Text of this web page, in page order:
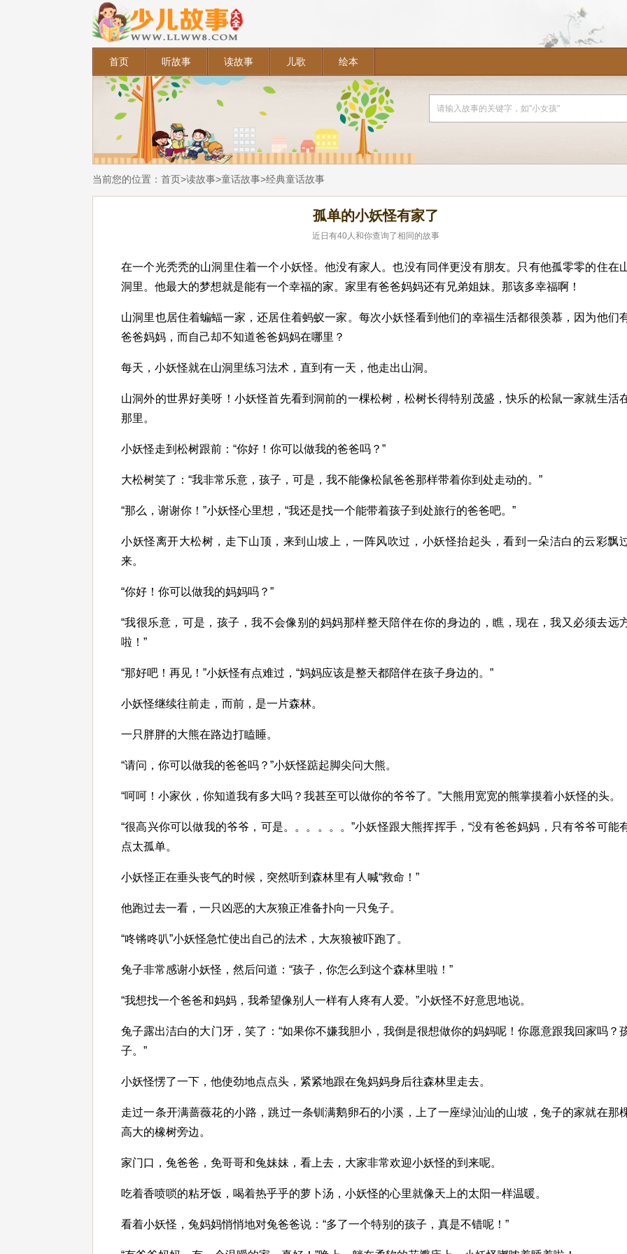
首页 听故事 读故事 儿歌 绘本
当前您的位置： 首页>读故事>童话故事>经典童话故事
孤单的小妖怪有家了
近日有40人和你查询了相同的故事
在一个光秃秃的山洞里住着一个小妖怪。他没有家人。也没有同伴更没有朋友。只有他孤零零的住在
洞里。他最大的梦想就是能有一个幸福的家。家里有爸爸妈妈还有兄弟姐妹。那该多幸福啊！
山洞里也居住着蝙蝠一家，还居住着蚂蚁一家。每次小妖怪看到他们的幸福生活都很羡慕，因为他们
爸爸妈妈，而自己却不知道爸爸妈妈在哪里？
每天，小妖怪就在山洞里练习法术，直到有一天，他走出山洞。
山洞外的世界好美呀！小妖怪首先看到洞前的一棵松树，松树长得特别茂盛，快乐的松鼠一家就生活
那里。
小妖怪走到松树跟前：“你好！你可以做我的爸爸吗？”
大松树笑了：“我非常乐意，孩子，可是，我不能像松鼠爸爸那样带着你到处走动的。”
“那么，谢谢你！”小妖怪心里想，“我还是找一个能带着孩子到处旅行的爸爸吧。”
小妖怪离开大松树，走下山顶，来到山坡上，一阵风吹过，小妖怪抬起头，看到一朵洁白的云彩飘
来。
“你好！你可以做我的妈妈吗？”
“我很乐意，可是，孩子，我不会像别的妈妈那样整天陪伴在你的身边的，瞧，现在，我又必须去远
啦！”
“那好吧！再见！”小妖怪有点难过，“妈妈应该是整天都陪伴在孩子身边的。”
小妖怪继续往前走，而前，是一片森林。
一只胖胖的大熊在路边打瞌睡。
“请问，你可以做我的爸爸吗？”小妖怪踮起脚尖问大熊。
“呵呵！小家伙，你知道我有多大吗？我甚至可以做你的爷爷了。”大熊用宽宽的熊掌摸着小妖怪的头。
“很高兴你可以做我的爷爷，可是。。。。。。”小妖怪跟大熊挥挥手，“没有爸爸妈妈，只有爷爷可能
点太孤单。
小妖怪正在垂头丧气的时候，突然听到森林里有人喊“救命！”
他跑过去一看，一只凶恶的大灰狼正准备扑向一只兔子。
“咚锵咚叭”小妖怪急忙使出自己的法术，大灰狼被吓跑了。
兔子非常感谢小妖怪，然后问道：“孩子，你怎么到这个森林里啦！”
“我想找一个爸爸和妈妈，我希望像别人一样有人疼有人爱。”小妖怪不好意思地说。
兔子露出洁白的大门牙，笑了：“如果你不嫌我胆小，我倒是很想做你的妈妈呢！你愿意跟我回家吗？
子。”
小妖怪愣了一下，他使劲地点点头，紧紧地跟在兔妈妈身后往森林里走去。
走过一条开满蔷薇花的小路，跳过一条钏满鹅卵石的小溪，上了一座绿汕汕的山坡，兔子的家就在那
高大的橡树旁边。
家门口，兔爸爸，免哥哥和兔妹妹，看上去，大家非常欢迎小妖怪的到来呢。
吃着香喷唢的粘牙饭，喝着热乎乎的萝卜汤，小妖怪的心里就像天上的太阳一样温暖。
看着小妖怪，兔妈妈悄悄地对兔爸爸说：“多了一个特别的孩子，真是不错呢！”